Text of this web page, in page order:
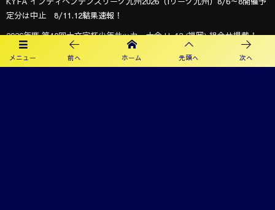
メニュー 前へ ホーム 先頭へ 次へ
定分は中止 8/11.12結果速報！
2026年度 第40回大文字杯少年サッカー大会 U-12 (福岡) 組合せ掲載！
8/8,9結果速報！
2026年度 KYFA第43回九州女子サッカー選手権大会 兼 第48回皇后杯九州